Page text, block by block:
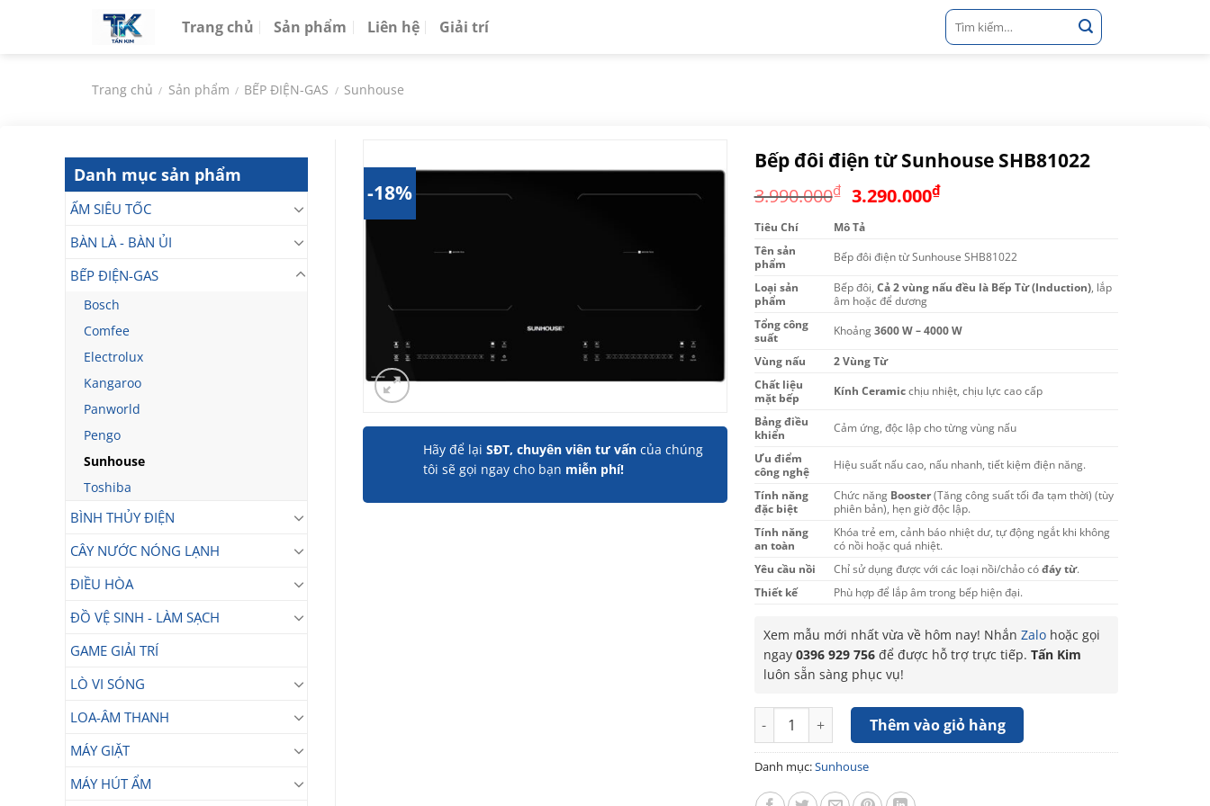
Trang chủ Sản phẩm Liên hệ Giải trí
Tìm
kiếm:
Trang chủ / Sản phẩm / BẾP ĐIỆN-GAS / Sunhouse
Danh mục sản phẩm
ẤM SIÊU TỐC
BÀN LÀ - BÀN ỦI
BẾP ĐIỆN-GAS
Bosch
Comfee
Electrolux
Kangaroo
Panworld
Pengo
Sunhouse
Toshiba
BÌNH THỦY ĐIỆN
CÂY NƯỚC NÓNG LẠNH
ĐIỀU HÒA
ĐỒ VỆ SINH - LÀM SẠCH
GAME GIẢI TRÍ
LÒ VI SÓNG
LOA-ÂM THANH
MÁY GIẶT
MÁY HÚT ẨM
-18%
Hãy để lại SĐT, chuyên viên tư vấn của chúng
tôi sẽ gọi ngay cho bạn miễn phí!
Bếp đôi điện từ Sunhouse SHB81022
3.990.000₫ Giá
gốc
là:
3.990.000₫.
3.290.000₫Giá
là:
3.290.000₫.
Tiêu Chí
Mô Tả
Tên sản
phẩm
Bếp đôi điện từ Sunhouse SHB81022
Loại sản
phẩm
Bếp đôi,Cả 2 vùng nấu đều là Bếp Từ (Induction) , lắp
âm hoặc để dương
Tổng công
suất
Khoảng3600 W – 4000 W
Vùng nấu
2 Vùng Từ
Chất liệu
mặt bếp
Kính Ceramicchịu nhiệt, chịu lực cao cấp
Bảng điều
khiển
Cảm ứng, độc lập cho từng vùng nấu
Ưu điểm
công nghệ
Hiệu suất nấu cao, nấu nhanh, tiết kiệm điện năng.
Tính năng
đặc biệt
Chức năng Booster(Tăng công suất tối đa tạm thời) (tùy
phiên bản), hẹn giờ độc lập.
Tính năng
an toàn
Khóa trẻ em, cảnh báo nhiệt dư, tự động ngắt khi không
có nồi hoặc quá nhiệt.
Yêu cầu nồi
Chỉ sử dụng được với các loại nồi/chảo cóđáy từ.
Thiết kế
Phù hợp để lắp âm trong bếp hiện đại.
Xem mẫu mới nhất vừa về hôm nay! Nhắn Zalohoặc gọi
ngay 0396 929 756để được hỗ trợ trực tiếp. Tấn Kim
luôn sẵn sàng phục vụ!
Bếp đôi điện từ Sunhouse SHB81022 số lượng
Thêm vào giỏ hàng
Danh mục:Sunhouse